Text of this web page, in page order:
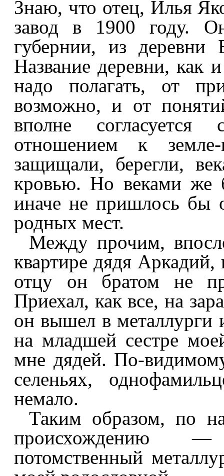
Знаю, что отец, Илья
завод в 1900 году.
губернии, из деревни
Название деревни, как
надо полагать, от
возможно, и от
вполне
отношением к
защищали, берегли,
кровью. Но веками же
иначе не пришлось бы
родных мест.
Между прочим,
квартире дядя
отцу он братом не
Приехал, как все, на
он вышел в металлурги
на младшей сестре
мне дядей. По-
селеньях,
немало.
Таким образом, по
происхождению —
потомственный